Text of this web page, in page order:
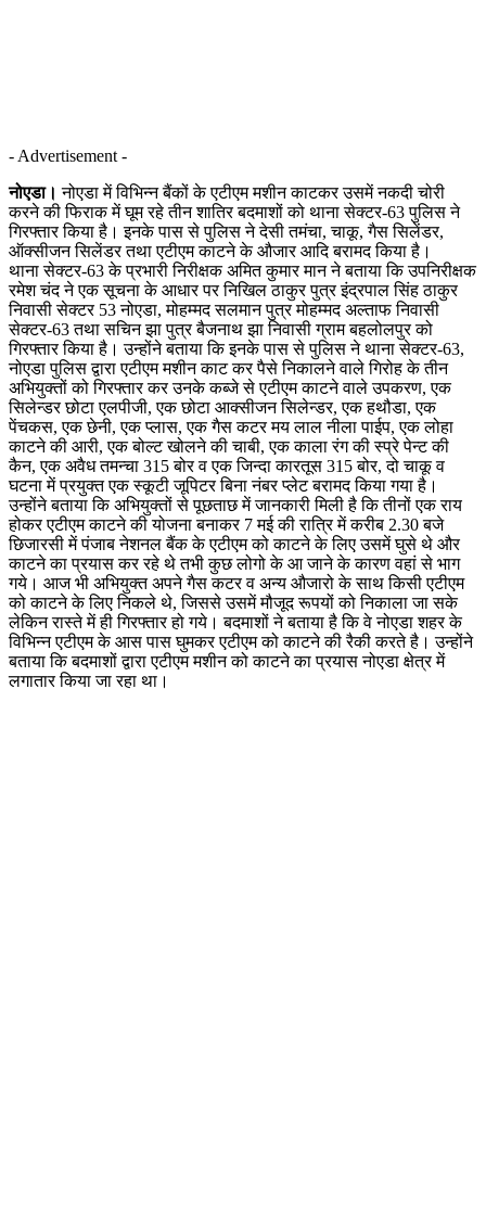
- Advertisement -
नोएडा। नोएडा में विभिन्न बैंकों के एटीएम मशीन काटकर उसमें नकदी चोरी
करने की फिराक में घूम रहे तीन शातिर बदमाशों को थाना सेक्टर-63 पुलिस ने
गिरफ्तार किया है। इनके पास से पुलिस ने देसी तमंचा, चाकू, गैस सिलेंडर,
ऑक्सीजन सिलेंडर तथा एटीएम काटने के औजार आदि बरामद किया है।
थाना सेक्टर-63 के प्रभारी निरीक्षक अमित कुमार मान ने बताया कि उपनिरीक्षक
रमेश चंद ने एक सूचना के आधार पर निखिल ठाकुर पुत्र इंद्रपाल सिंह ठाकुर
निवासी सेक्टर 53 नोएडा, मोहम्मद सलमान पुत्र मोहम्मद अल्ताफ निवासी
सेक्टर-63 तथा सचिन झा पुत्र बैजनाथ झा निवासी ग्राम बहलोलपुर को
गिरफ्तार किया है। उन्होंने बताया कि इनके पास से पुलिस ने थाना सेक्टर-63,
नोएडा पुलिस द्वारा एटीएम मशीन काट कर पैसे निकालने वाले गिरोह के तीन
अभियुक्तों को गिरफ्तार कर उनके कब्जे से एटीएम काटने वाले उपकरण, एक
सिलेन्डर छोटा एलपीजी, एक छोटा आक्सीजन सिलेन्डर, एक हथौडा, एक
पेंचकस, एक छेनी, एक प्लास, एक गैस कटर मय लाल नीला पाईप, एक लोहा
काटने की आरी, एक बोल्ट खोलने की चाबी, एक काला रंग की स्प्रे पेन्ट की
कैन, एक अवैध तमन्चा 315 बोर व एक जिन्दा कारतूस 315 बोर, दो चाकू व
घटना में प्रयुक्त एक स्कूटी जूपिटर बिना नंबर प्लेट बरामद किया गया है।
उन्होंने बताया कि अभियुक्तों से पूछताछ में जानकारी मिली है कि तीनों एक राय
होकर एटीएम काटने की योजना बनाकर 7 मई की रात्रि में करीब 2.30 बजे
छिजारसी में पंजाब नेशनल बैंक के एटीएम को काटने के लिए उसमें घुसे थे और
काटने का प्रयास कर रहे थे तभी कुछ लोगो के आ जाने के कारण वहां से भाग
गये। आज भी अभियुक्त अपने गैस कटर व अन्य औजारो के साथ किसी एटीएम
को काटने के लिए निकले थे, जिससे उसमें मौजूद रूपयों को निकाला जा सके
लेकिन रास्ते में ही गिरफ्तार हो गये। बदमाशों ने बताया है कि वे नोएडा शहर के
विभिन्न एटीएम के आस पास घुमकर एटीएम को काटने की रैकी करते है। उन्होंने
बताया कि बदमाशों द्वारा एटीएम मशीन को काटने का प्रयास नोएडा क्षेत्र में
लगातार किया जा रहा था।